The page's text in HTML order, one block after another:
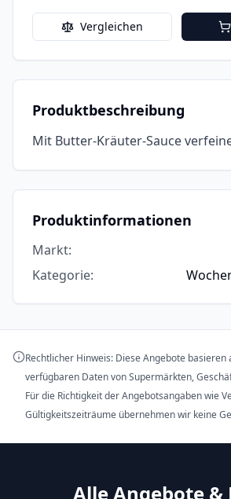
Vergleichen
Produktbeschreibung
Mit Butter-Kräuter-Sauce
Produktinformationen
Markt:
Kategorie:
Rechtlicher Hinweis: Diese Angebote basieren
verfügbaren Daten von Supermärkten,
Für die Richtigkeit der Angebotsangaben wie
Gültigkeitszeiträume übernehmen wir keine
Alle Angebote &